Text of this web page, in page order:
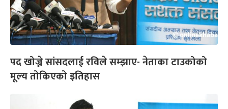
पद खोज्ने सांसदलाई रविले सम्झाए- नेताका टाउकोको
मूल्य तोकिएको इतिहास